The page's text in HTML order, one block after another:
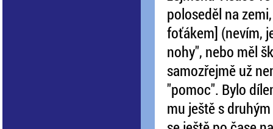
poloseděl na
foťákem] (nevím,
nohy", nebo měl
samozřejmě už
"pomoc". Bylo
mu ještě s